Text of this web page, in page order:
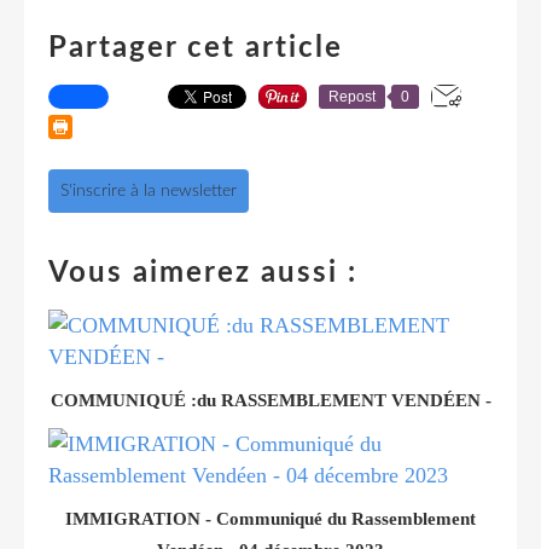
Partager cet article
Repost 0
S'inscrire à la newsletter
Vous aimerez aussi :
COMMUNIQUÉ :du RASSEMBLEMENT VENDÉEN -
IMMIGRATION - Communiqué du Rassemblement